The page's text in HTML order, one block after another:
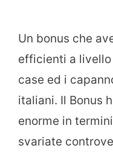
Un bonus che
efficienti a
case ed i
italiani. Il Bonus
enorme in
svariate